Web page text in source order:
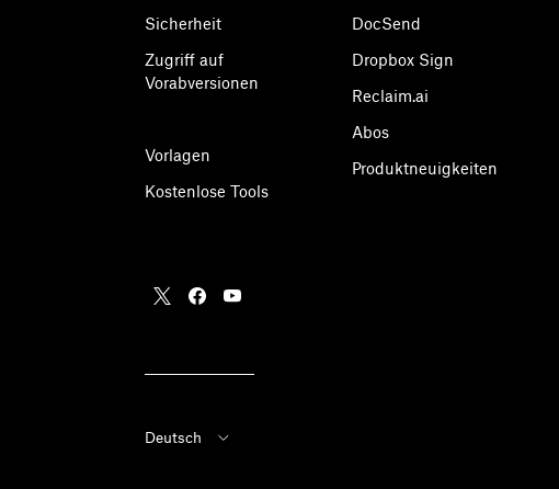
Sicherheit
Zugriff auf
Vorabversionen
Vorlagen
Kostenlose Tools
DocSend
Dropbox Sign
Reclaim.ai
Abos
Produktneuigkeiten
Deutsch